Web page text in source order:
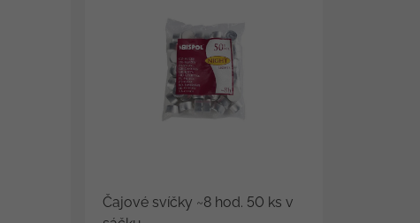
Čajové svíčky ~8 hod. 50 ks v